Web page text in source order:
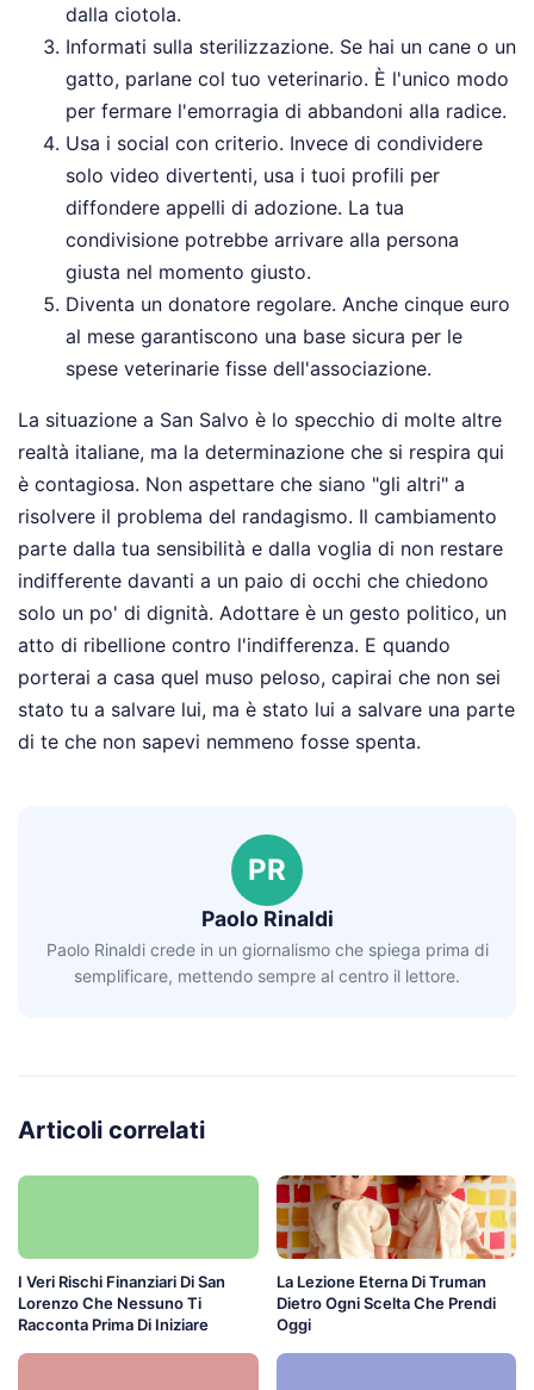
dalla ciotola.
Informati sulla sterilizzazione. Se hai un cane o un
gatto, parlane col tuo veterinario. È l'unico modo
per fermare l'emorragia di abbandoni alla radice.
Usa i social con criterio. Invece di condividere
solo video divertenti, usa i tuoi profili per
diffondere appelli di adozione. La tua
condivisione potrebbe arrivare alla persona
giusta nel momento giusto.
Diventa un donatore regolare. Anche cinque euro
al mese garantiscono una base sicura per le
spese veterinarie fisse dell'associazione.
La situazione a San Salvo è lo specchio di molte altre
realtà italiane, ma la determinazione che si respira qui
è contagiosa. Non aspettare che siano "gli altri" a
risolvere il problema del randagismo. Il cambiamento
parte dalla tua sensibilità e dalla voglia di non restare
indifferente davanti a un paio di occhi che chiedono
solo un po' di dignità. Adottare è un gesto politico, un
atto di ribellione contro l'indifferenza. E quando
porterai a casa quel muso peloso, capirai che non sei
stato tu a salvare lui, ma è stato lui a salvare una parte
di te che non sapevi nemmeno fosse spenta.
PR
Paolo Rinaldi
Paolo Rinaldi crede in un giornalismo che spiega prima di
semplificare, mettendo sempre al centro il lettore.
Articoli correlati
I Veri Rischi Finanziari Di San
Lorenzo Che Nessuno Ti
Racconta Prima Di Iniziare
La Lezione Eterna Di Truman
Dietro Ogni Scelta Che Prendi
Oggi